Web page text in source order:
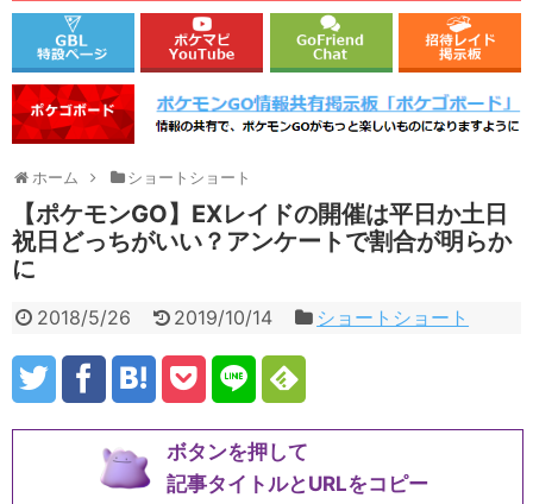
ホーム ショートショート
【ポケモンGO】EXレイドの開催は平日か土日
祝日どっちがいい？アンケートで割合が明らか
に
2018/5/26 2019/10/14 ショートショート
ボタンを押して
記事タイトルとURLをコピー